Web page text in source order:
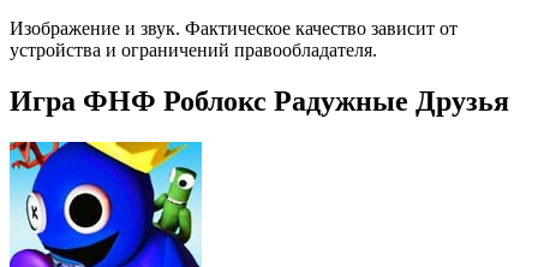
Изображение и звук. Фактическое качество зависит от
устройства и ограничений правообладателя.
Игра ФНФ Роблокс Радужные Друзья